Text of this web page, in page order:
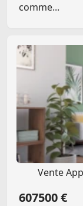
comme...
Vente
607500 €